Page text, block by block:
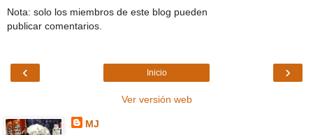
Nota: solo los miembros de este blog pueden
publicar comentarios.
‹ ›
Inicio
Ver versión web
MJ